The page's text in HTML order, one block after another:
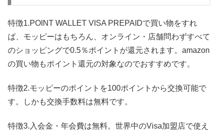
特徴1.POINT WALLET VISA PREPAIDで買い物をすれ
ば、モッピーはもちろん、オンライン・店舗問わずすべて
のショッピングで0.5％ポイントが還元されます。amazon
の買い物もポイント還元の対象なのでおすすめです。
特徴2.モッピーのポイントを100ポイントから交換可能で
す。しかも交換手数料は無料です。
特徴3.入会金・年会費は無料。世界中のVisa加盟店で使え